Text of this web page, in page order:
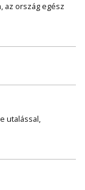
az ország egész
utalással,